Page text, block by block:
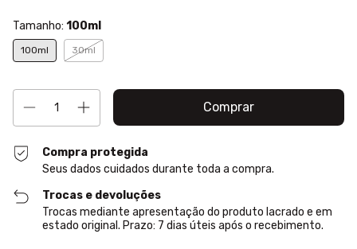
Tamanho: 100ml
100ml 30ml
Compra protegida
Seus dados cuidados durante toda a compra.
Trocas e devoluções
Trocas mediante apresentação do produto lacrado e em
estado original. Prazo: 7 dias úteis após o recebimento.